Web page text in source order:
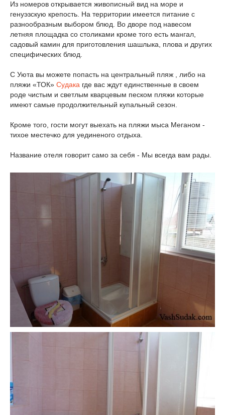
Из номеров открывается живописный вид на море и
генуэзскую крепость. На территории имеется питание с
разнообразным выбором блюд. Во дворе под навесом
летняя площадка со столиками кроме того есть мангал,
садовый камин для приготовления шашлыка, плова и других
специфических блюд.
С Уюта вы можете попасть на центральный пляж , либо на
пляжи «ТОК» Судака где вас ждут единственные в своем
роде чистым и светлым кварцевым песком пляжи которые
имеют самые продолжительный купальный сезон.
Кроме того, гости могут выехать на пляжи мыса Меганом -
тихое местечко для уединеного отдыха.
Название отеля говорит само за себя - Мы всегда вам рады.